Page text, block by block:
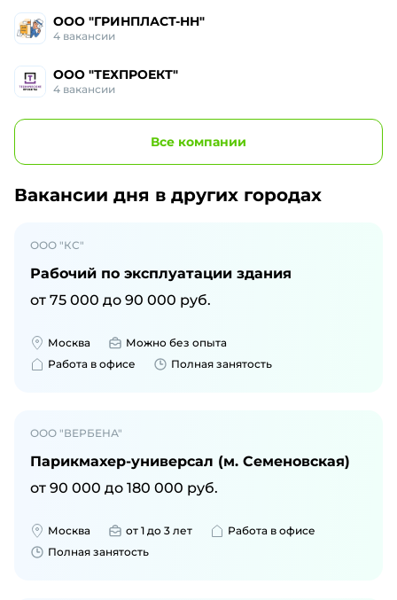
ООО "ГРИНПЛАСТ-НН"
4 вакансии
ООО "ТЕХПРОЕКТ"
4 вакансии
Все компании
Вакансии дня в других городах
ООО "КС"
Рабочий по эксплуатации здания
от 75 000 до 90 000 руб.
Москва
Можно без опыта
Работа в офисе
Полная занятость
ООО "ВЕРБЕНА"
Парикмахер-универсал (м. Семеновская)
от 90 000 до 180 000 руб.
Москва от 1 до 3 лет
Работа в офисе
Полная занятость